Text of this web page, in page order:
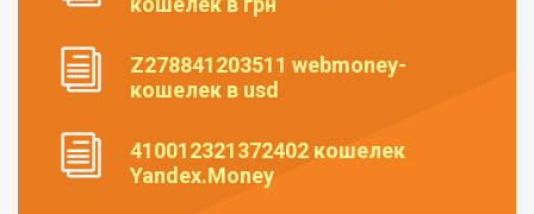
Z278841203511 webmoney-
кошелек в usd
410012321372402 кошелек
Yandex.Money